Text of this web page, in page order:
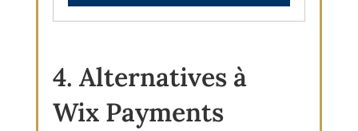
4. Alternatives à
Wix Payments